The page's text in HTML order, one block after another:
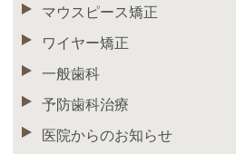
マウスピース矯正
ワイヤー矯正
一般歯科
予防歯科治療
医院からのお知らせ